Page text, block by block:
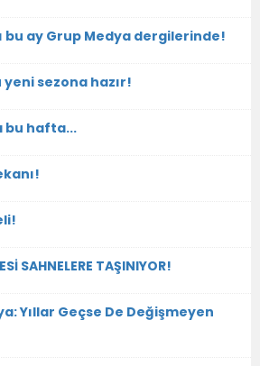
bu ay Grup Medya dergilerinde!
yeni sezona hazır!
bu hafta...
SAHNELERE TAŞINIYOR!
Yıllar Geçse De Değişmeyen